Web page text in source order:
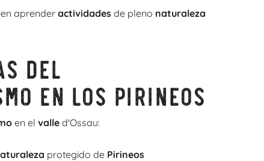
aprender actividadesde pleno naturaleza
del
en los Pirineos
en el valled'Ossau:
protegido de Pirineos